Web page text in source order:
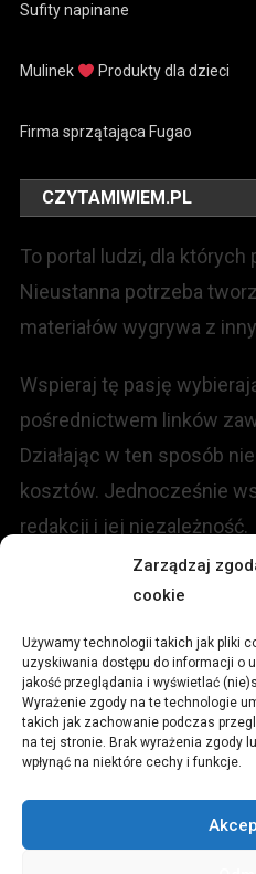
Zarządzaj
cookie
Używamy technologii takich jak pliki
uzyskiwania dostępu do informacji o
jakość przeglądania i wyświetlać
Wyrażenie zgody na te technologie
takich jak zachowanie podczas
na tej stronie. Brak wyrażenia zgody
wpłynąć na niektóre cechy i funkcje.
Sufity napinane
Mulinek Produkty dla dzieci
Firma sprzątająca Fugao
CZYTAMIWIEM.PL
To portal ludzi, dla
Nieustanna potrzeba
materiałów wygrywa z
Wspieraj tę pasję
pośrednictwem linków
Działając w ten sposób
kosztów. Jednocześnie
redakcji i jej niezależność.
Redakcja portalu:
ul.Stara 13, 42-600
TEL:+48 509 547 822